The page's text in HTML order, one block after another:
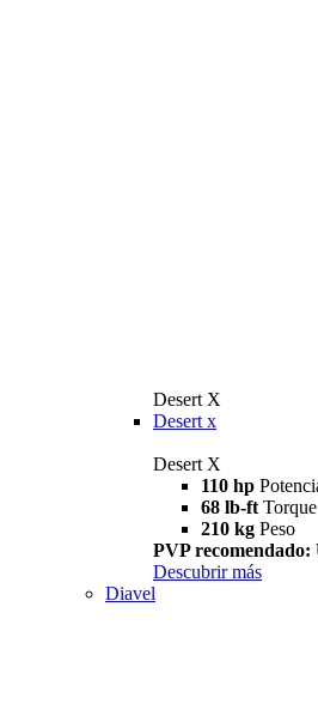
Desert X
Desert x
Desert X
110 hp
68 lb-ft Torque
210 kg Peso
PVP recomendado:
Descubrir más
Diavel